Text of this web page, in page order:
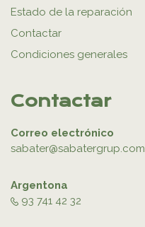
Estado de la reparación
Contactar
Condiciones generales
Contactar
Correo electrónico
sabater@sabatergrup.com
Argentona
93 741 42 32